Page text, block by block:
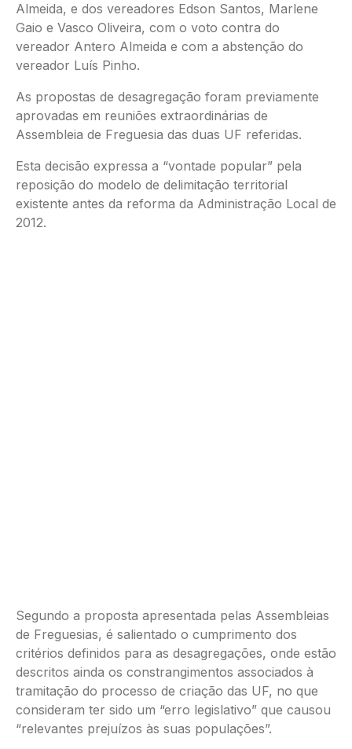
Almeida, e dos vereadores Edson Santos, Marlene
Gaio e Vasco Oliveira, com o voto contra do
vereador Antero Almeida e com a abstenção do
vereador Luís Pinho.
As propostas de desagregação foram previamente
aprovadas em reuniões extraordinárias de
Assembleia de Freguesia das duas UF referidas.
Esta decisão expressa a “vontade popular” pela
reposição do modelo de delimitação territorial
existente antes da reforma da Administração Local de
2012.
Segundo a proposta apresentada pelas Assembleias
de Freguesias, é salientado o cumprimento dos
critérios definidos para as desagregações, onde estão
descritos ainda os constrangimentos associados à
tramitação do processo de criação das UF, no que
consideram ter sido um “erro legislativo” que causou
“relevantes prejuízos às suas populações”.